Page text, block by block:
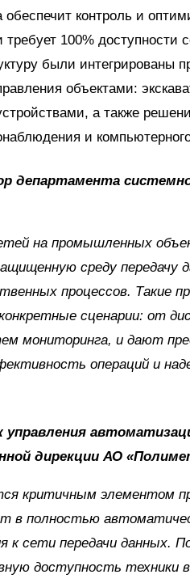
контроль и
100% доступности
были интегрированы
объектами:
а также
и
департамента
на промышленных
среду передачу
процессов. Такие
сценарии: от
мониторинга, и дают
операций и
управления
дирекции АО
критичным элементом
в полностью
к сети передачи данных.
доступность техники